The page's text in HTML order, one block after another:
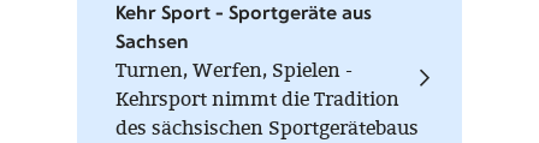
Kehr Sport - Sportgeräte aus
Sachsen
Turnen, Werfen, Spielen -
Kehrsport nimmt die Tradition
des sächsischen Sportgerätebaus